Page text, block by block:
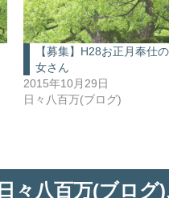
【募集】H28お正月奉仕
女さん
2015年10月29日
日々八百万(ブログ)
日々八百万(ブログ)